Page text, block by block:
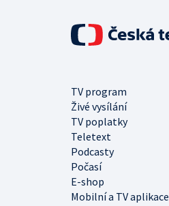
TV program
Živé vysílání
TV poplatky
Teletext
Podcasty
Počasí
E-shop
Mobilní a TV aplikace